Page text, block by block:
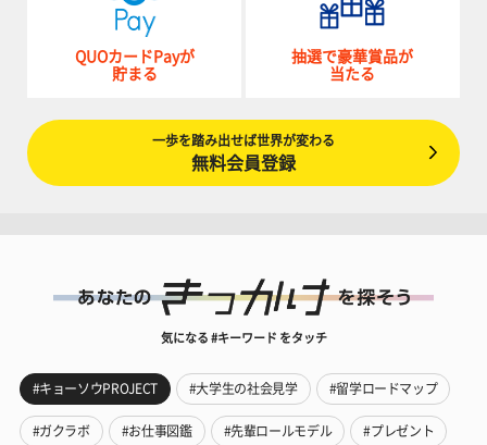
QUOカードPayが
貯まる
抽選で豪華賞品が
当たる
一歩を踏み出せば世界が変わる
無料会員登録
気になる #キーワード をタッチ
#キョーソウPROJECT #大学生の社会見学 #留学ロードマップ
#ガクラボ #お仕事図鑑 #先輩ロールモデル #プレゼント